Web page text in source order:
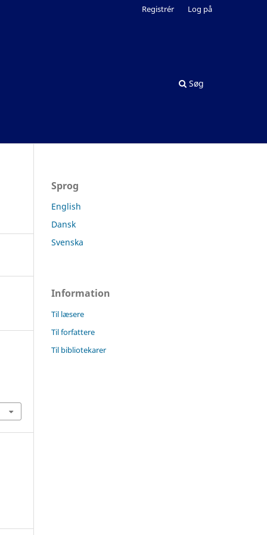
Søg
Registrér Log på
Sprog
English
Dansk
Svenska
Information
Til læsere
Til forfattere
Til bibliotekarer